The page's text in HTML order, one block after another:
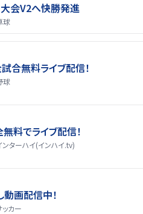
会V2へ快勝発進
球
合無料ライブ配信！
球
料でライブ配信！
ンターハイ(インハイ.tv)
画配信中！
ッカー